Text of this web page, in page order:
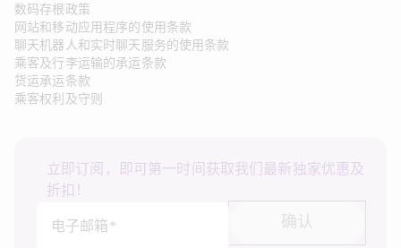
数码存根政策
网站和移动应用程序的使用条款
聊天机器人和实时聊天服务的使用条款
乘客及行李运输的承运条款
货运承运条款
乘客权利及守则
立即订阅，即可第一时间获取我们最新独家优惠及
折扣！
电子邮箱*
确认